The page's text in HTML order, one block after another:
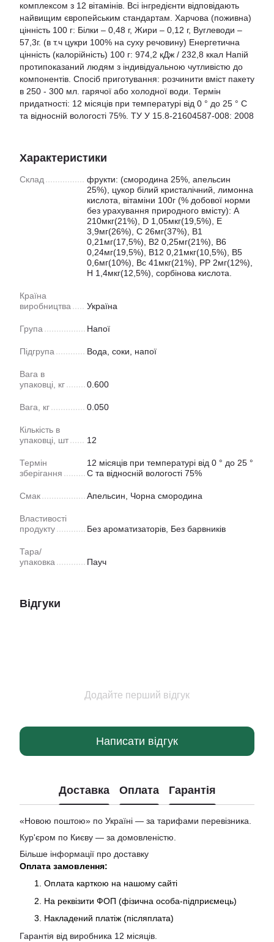
комплексом з 12 вітамінів. Всі інгредієнти відповідають
найвищим європейським стандартам. Харчова (поживна)
цінність 100 г: Білки – 0,48 г, Жири – 0,12 г, Вуглеводи –
57,3г. (в т.ч цукри 100% на суху речовину) Енергетична
цінність (калорійність) 100 г: 974,2 кДж / 232,8 ккал Напій
протипоказаний людям з індивідуальною чутливістю до
компонентів. Спосіб приготування: розчинити вміст пакету
в 250 - 300 мл. гарячої або холодної води. Термін
придатності: 12 місяців при температурі від 0 ° до 25 ° С
та відносній вологості 75%. ТУ У 15.8-21604587-008: 2008
Характеристики
Склад
фрукти: (смородина 25%, апельсин
25%), цукор білий кристалічний, лимонна
кислота, вітаміни 100г (% добової норми
без урахування природного вмісту): А
210мкг(21%), D 1,05мкг(19,5%), E
3,9мг(26%), С 26мг(37%), В1
0,21мг(17,5%), В2 0,25мг(21%), В6
0,24мг(19,5%), В12 0,21мкг(10,5%), В5
0,6мг(10%), Вс 41мкг(21%), РР 2мг(12%),
Н 1,4мкг(12,5%), сорбінова кислота.
Країна
виробництва
Україна
Група Напої
Підгрупа Вода, соки, напої
Вага в
упаковці, кг
0.600
Вага, кг 0.050
Кількість в
упаковці, шт
12
Термін
зберігання
12 місяців при температурі від 0 ° до 25 °
С та відносній вологості 75%
Смак Апельсин, Чорна смородина
Властивості
продукту
Без ароматизаторів, Без барвників
Тара/
упаковка
Пауч
Відгуки
Додайте перший відгук
Написати відгук
Доставка Оплата Гарантія
«Новою поштою» по Україні — за тарифами перевізника.
Кур'єром по Києву — за домовленістю.
Більше інформації про доставку
Оплата замовлення:
Оплата карткою на нашому сайті
На реквізити ФОП (фізична особа-підприємець)
Накладений платіж (післяплата)
Гарантія від виробника 12 місяців.